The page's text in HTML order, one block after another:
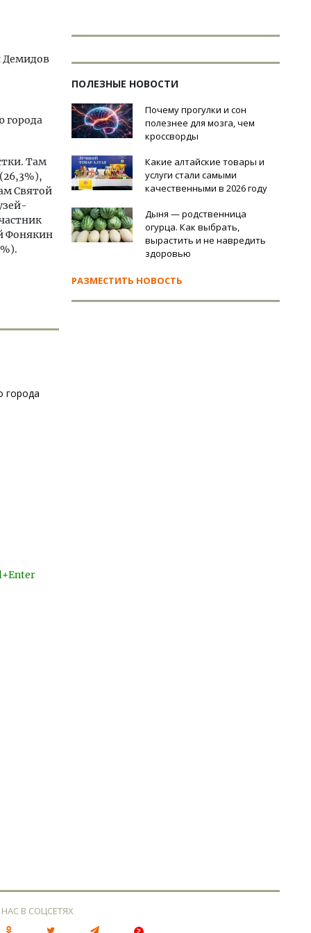
Демидов
города
Там
Святой
Фонякин
города
ПОЛЕЗНЫЕ НОВОСТИ
Почему прогулки и сон
полезнее для мозга, чем
кроссворды
Какие алтайские товары и
услуги стали самыми
качественными в 2026 году
Дыня — родственница
огурца. Как выбрать,
вырастить и не навредить
здоровью
РАЗМЕСТИТЬ НОВОСТЬ
В СОЦСЕТЯХ